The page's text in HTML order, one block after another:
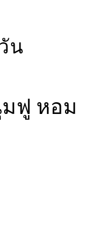
น
มฟู หอม